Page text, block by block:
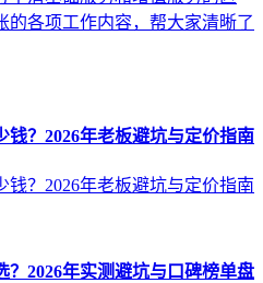
的各项工作内容，帮大家清晰了
？2026年老板避坑与定价指南
？2026年老板避坑与定价指南
2026年实测避坑与口碑榜单盘